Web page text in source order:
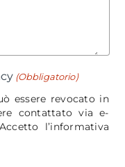
(Obbligatorio)
essere revocato in
contattato via e-
l’informativa